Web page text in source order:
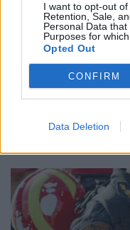
I want to opt-out of
Retention, Sale,
Personal Data
Purposes for
Opted Out
CONFIRM
Data Deletion
Δράμα: Την
πιλότου
Ανδρουλάκης
19:25 - 19 Φεβρουαρίου
συλλυπητήρια